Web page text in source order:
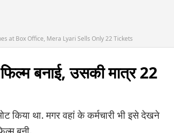
at Box Office, Mera Lyari Sells Only 22 Tickets
बनाई, उसकी मात्र 22
किया था. मगर वहां के कर्मचारी भी इसे देखने